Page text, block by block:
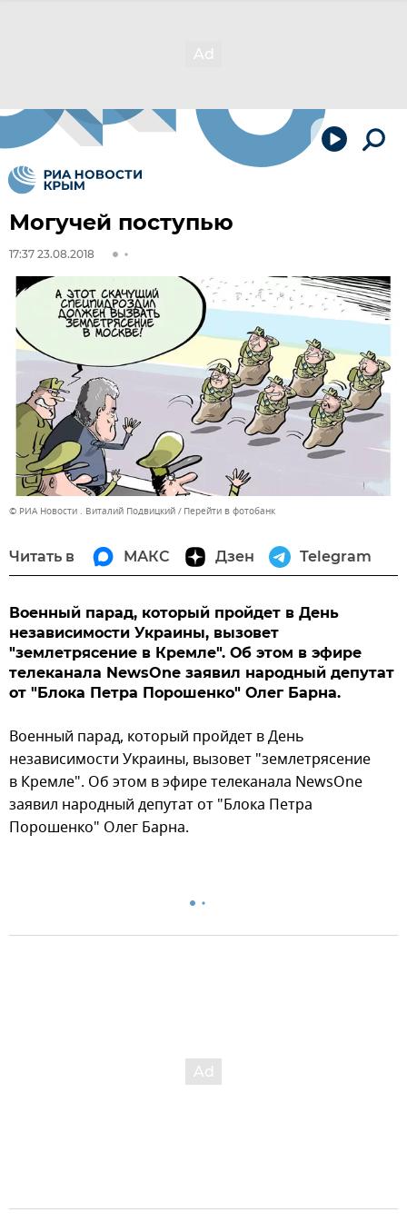
Могучей поступью
17:37 23.08.2018
© РИА Новости . Виталий Подвицкий Перейти в фотобанк
Читать в МАКС Дзен Telegram
Военный парад, который пройдет в День
независимости Украины, вызовет
"землетрясение в Кремле". Об этом в эфире
телеканала NewsOne заявил народный депутат
от "Блока Петра Порошенко" Олег Барна.
Военный парад, который пройдет в День
независимости Украины, вызовет "землетрясение
в Кремле". Об этом в эфире телеканала NewsOne
заявил народный депутат от "Блока Петра
Порошенко" Олег Барна.